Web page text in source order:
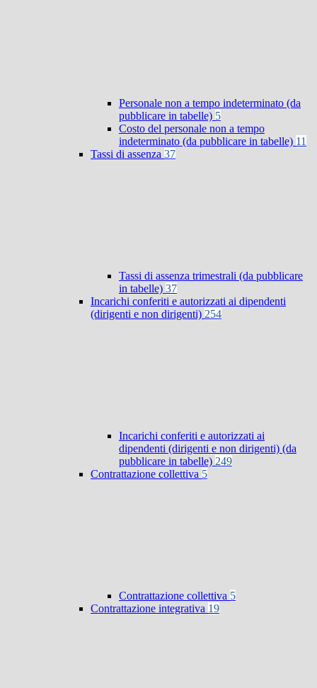
Personale non a tempo indeterminato (da
pubblicare in tabelle) 5
Costo del personale non a tempo
indeterminato (da pubblicare in tabelle) 11
Tassi di assenza 37
Tassi di assenza trimestrali (da pubblicare
in tabelle) 37
Incarichi conferiti e autorizzati ai dipendenti
(dirigenti e non dirigenti) 254
Incarichi conferiti e autorizzati ai
dipendenti (dirigenti e non dirigenti) (da
pubblicare in tabelle) 249
Contrattazione collettiva 5
Contrattazione collettiva 5
Contrattazione integrativa 19